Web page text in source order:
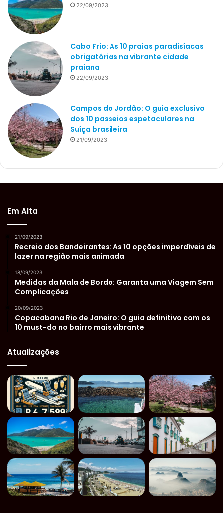
22/09/2023
Cabo Frio: As 10 praias paradisíacas
obrigatórias na vibrante cidade
praiana
22/09/2023
Campos do Jordão: O guia exclusivo
dos 10 passeios espetaculares na
Suíça brasileira
21/09/2023
Em Alta
21/09/2023
Recreio dos Bandeirantes: As 10 opções imperdíveis de
lazer na região mais animada
18/09/2023
Medidas da Mala de Bordo: Garanta uma Viagem Sem
Complicações
20/09/2023
Copacabana Rio de Janeiro: O guia definitivo com os
10 must-do no bairro mais vibrante
Atualizações